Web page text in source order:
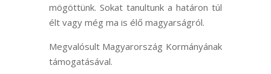
mögöttünk. Sokat tanultunk a határon túl
élt vagy még ma is élő magyarságról.
Megvalósult Magyarország Kormányának
támogatásával.